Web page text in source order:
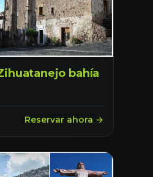
bahía
Reservar ahora →